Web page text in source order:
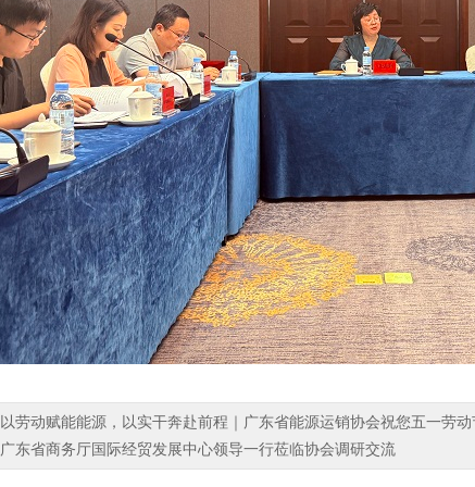
以劳动赋能能源，以实干奔赴前程｜广东省能源运销协会祝您五一劳
广东省商务厅国际经贸发展中心领导一行莅临协会调研交流